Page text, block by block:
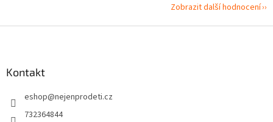
Zobrazit další hodnocení
Kontakt
eshop@nejenprodeti.cz
732364844